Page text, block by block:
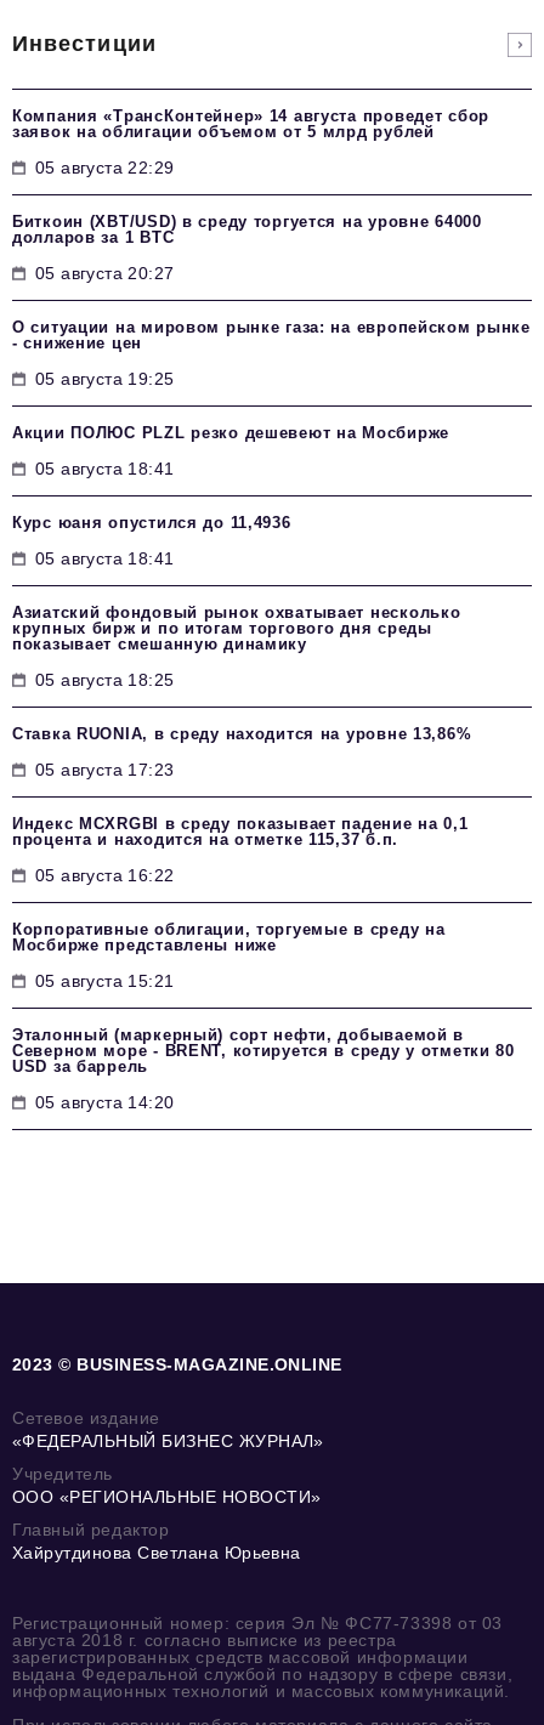
Инвестиции
Компания «ТрансКонтейнер» 14 августа проведет сбор
заявок на облигации объемом от 5 млрд рублей
05 августа 22:29
Биткоин (XBT/USD) в среду торгуется на уровне 64000
долларов за 1 BTC
05 августа 20:27
О ситуации на мировом рынке газа: на европейском рынке
- снижение цен
05 августа 19:25
Акции ПОЛЮС PLZL резко дешевеют на Мосбирже
05 августа 18:41
Курс юаня опустился до 11,4936
05 августа 18:41
Азиатский фондовый рынок охватывает несколько
крупных бирж и по итогам торгового дня среды
показывает смешанную динамику
05 августа 18:25
Ставка RUONIA, в среду находится на уровне 13,86%
05 августа 17:23
Индекс MCXRGBI в среду показывает падение на 0,1
процента и находится на отметке 115,37 б.п.
05 августа 16:22
Корпоративные облигации, торгуемые в среду на
Мосбирже представлены ниже
05 августа 15:21
Эталонный (маркерный) сорт нефти, добываемой в
Северном море - BRENT, котируется в среду у отметки 80
USD за баррель
05 августа 14:20
2023 © BUSINESS-MAGAZINE.ONLINE
Сетевое издание
«ФЕДЕРАЛЬНЫЙ БИЗНЕС ЖУРНАЛ»
Учредитель
ООО «РЕГИОНАЛЬНЫЕ НОВОСТИ»
Главный редактор
Хайрутдинова Светлана Юрьевна
Регистрационный номер: серия Эл № ФС77-73398 от 03
августа 2018 г. согласно выписке из реестра
зарегистрированных средств массовой информации
выдана Федеральной службой по надзору в сфере связи,
информационных технологий и массовых коммуникаций.